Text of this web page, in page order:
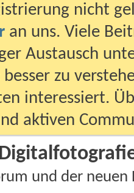
nicht
an uns. Viele
Austausch
zu
interessiert.
aktiven
und der neuen